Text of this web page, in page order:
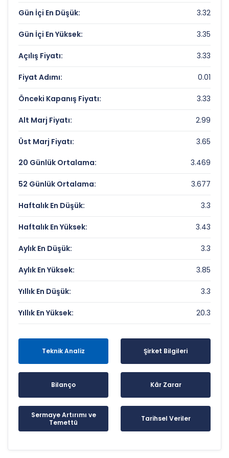
Fiyat/Kazanç (F/K):
Veri Yok
Piyasa Değeri/Defter Değeri (PD/DD):
0.5
ESENBOGA ELEKTRIK Rekorlar ve Önemli
Seviyeler
Bugün Gördüğü En Yüksek Fiyat:
3.35 TL
Son 1 Yılın Zirvesi:
20.3 TL
Son 1 Yılın Dibi:
3.3 TL
Gün İçi En Düşük: 3.32
Gün İçi En Yüksek: 3.35
Açılış Fiyatı: 3.33
Fiyat Adımı: 0.01
Önceki Kapanış Fiyatı: 3.33
Alt Marj Fiyatı: 2.99
Üst Marj Fiyatı: 3.65
20 Günlük Ortalama: 3.469
52 Günlük Ortalama: 3.677
Haftalık En Düşük: 3.3
Haftalık En Yüksek: 3.43
Aylık En Düşük: 3.3
Aylık En Yüksek: 3.85
Yıllık En Düşük: 3.3
Yıllık En Yüksek: 20.3
Teknik Analiz Şirket Bilgileri
Bilanço Kâr Zarar
Sermaye Artırımı ve
Temettü
Tarihsel Veriler